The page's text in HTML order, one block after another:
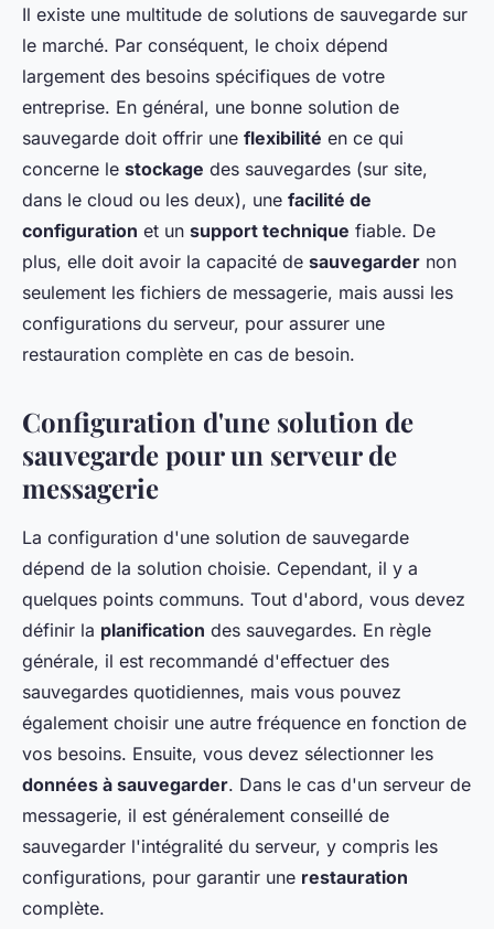
Il existe une multitude de solutions de sauvegarde sur
le marché. Par conséquent, le choix dépend
largement des besoins spécifiques de votre
entreprise. En général, une bonne solution de
sauvegarde doit offrir une flexibilité en ce qui
concerne le stockage des sauvegardes (sur site,
dans le cloud ou les deux), une facilité de
configuration et un support technique fiable. De
plus, elle doit avoir la capacité de sauvegarder non
seulement les fichiers de messagerie, mais aussi les
configurations du serveur, pour assurer une
restauration complète en cas de besoin.
Configuration d'une solution de
sauvegarde pour un serveur de
messagerie
La configuration d'une solution de sauvegarde
dépend de la solution choisie. Cependant, il y a
quelques points communs. Tout d'abord, vous devez
définir la planification des sauvegardes. En règle
générale, il est recommandé d'effectuer des
sauvegardes quotidiennes, mais vous pouvez
également choisir une autre fréquence en fonction de
vos besoins. Ensuite, vous devez sélectionner les
données à sauvegarder. Dans le cas d'un serveur de
messagerie, il est généralement conseillé de
sauvegarder l'intégralité du serveur, y compris les
configurations, pour garantir une restauration
complète.